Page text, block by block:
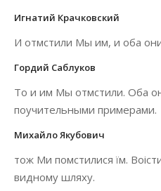
Игнатий Крачковский
И отмстили Мы им, и оба
Гордий Саблуков
То и им Мы отмстили. Оба
поучительными примерами.
Михайло Якубович
тож Ми помстилися їм.
видному шляху.